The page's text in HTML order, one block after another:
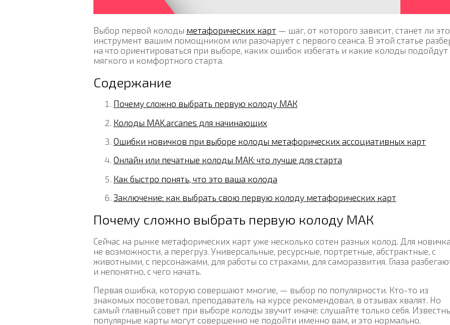
Выбор первой колоды метафорических карт — шаг, от которого зависит, станет ли
инструмент вашим помощником или разочарует с первого сеанса. В этой статье
на что ориентироваться при выборе, каких ошибок избегать и какие колоды подойдут
мягкого и комфортного старта.
Содержание
Почему сложно выбрать первую колоду МАК
Колоды MAK.arcanes для начинающих
Ошибки новичков при выборе колоды метафорических ассоциативных карт
Онлайн или печатные колоды МАК: что лучше для старта
Как быстро понять, что это ваша колода
Заключение: как выбрать свою первую колоду метафорических карт
Почему сложно выбрать первую колоду МАК
Сейчас на рынке метафорических карт уже несколько сотен разных колод. Для
не возможности, а перегруз. Универсальные, ресурсные, портретные, абстрактные, с
животными, с персонажами, для работы со страхами, для саморазвития. Глаза
и непонятно, с чего начать.
Первая ошибка, которую совершают многие, — выбор по популярности. Кто-то из
знакомых посоветовал, преподаватель на курсе рекомендовал, в отзывах хвалят. Но
самый главный совет при выборе колоды звучит иначе: слушайте только себя.
популярные карты могут совершенно не подойти именно вам, и это нормально.